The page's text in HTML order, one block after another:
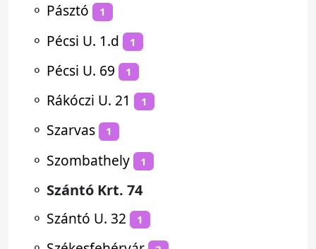
⚬ Pásztó 1
⚬ Pécsi U. 1.d 1
⚬ Pécsi U. 69 1
⚬ Rákóczi U. 21 1
⚬ Szarvas 1
⚬ Szombathely 1
⚬ Szántó Krt. 74
⚬ Szántó U. 32 1